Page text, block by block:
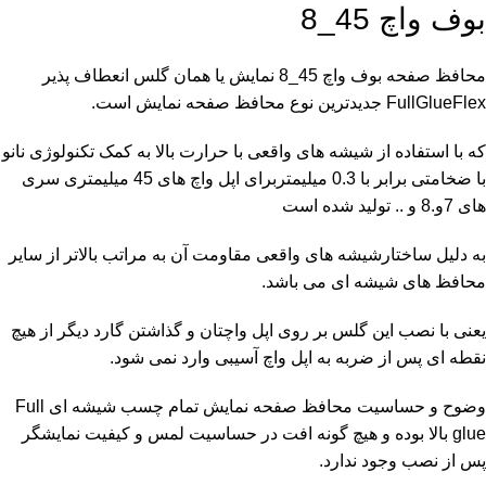
بوف واچ 45_8
محافظ صفحه بوف واچ 45_8 نمایش یا همان گلس انعطاف پذیر
FullGlueFlex جدیدترین نوع محافظ صفحه نمایش است.
که با استفاده از شیشه های واقعی با حرارت بالا به کمک تکنولوژی نانو
با ضخامتی برابر با 0.3 میلیمتربرای اپل واچ های 45 میلیمتری سری
های 7و.8 و .. تولید شده است
به دلیل ساختارشیشه های واقعی مقاومت آن به مراتب بالاتر از سایر
محافظ های شیشه ای می باشد.
یعنی با نصب این گلس بر روی اپل واچتان و گذاشتن گارد دیگر از هیچ
نقطه ای پس از ضربه به اپل واچ آسیبی وارد نمی شود.
وضوح و حساسیت محافظ صفحه نمایش تمام چسب شیشه ای Full
glue بالا بوده و هیچ گونه افت در حساسیت لمس و کیفیت نمایشگر
پس از نصب وجود ندارد.